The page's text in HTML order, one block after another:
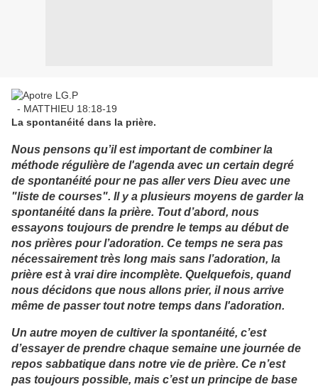
- MATTHIEU 18:18-19
La spontanéité dans la prière.
Nous pensons qu’il est important de combiner la
méthode régulière de l'agenda avec un certain degré
de spontanéité pour ne pas aller vers Dieu avec une
"liste de courses". Il y a plusieurs moyens de garder la
spontanéité dans la prière. Tout d’abord, nous
essayons toujours de prendre le temps au début de
nos prières pour l’adoration. Ce temps ne sera pas
nécessairement très long mais sans l’adoration, la
prière est à vrai dire incomplète. Quelquefois, quand
nous décidons que nous allons prier, il nous arrive
même de passer tout notre temps dans l'adoration.
Un autre moyen de cultiver la spontanéité, c’est
d’essayer de prendre chaque semaine une journée de
repos sabbatique dans notre vie de prière. Ce n’est
pas toujours possible, mais c’est un principe de base